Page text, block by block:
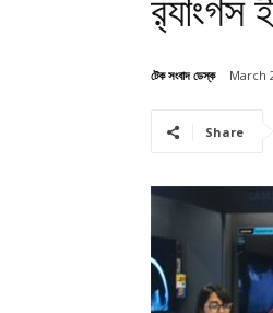
র‌্যাংগস
টেক সংবাদ ডেস্ক March
Share